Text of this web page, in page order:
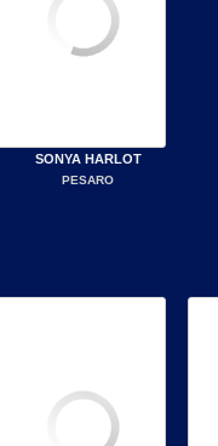
SONYA HARLOT
PESARO